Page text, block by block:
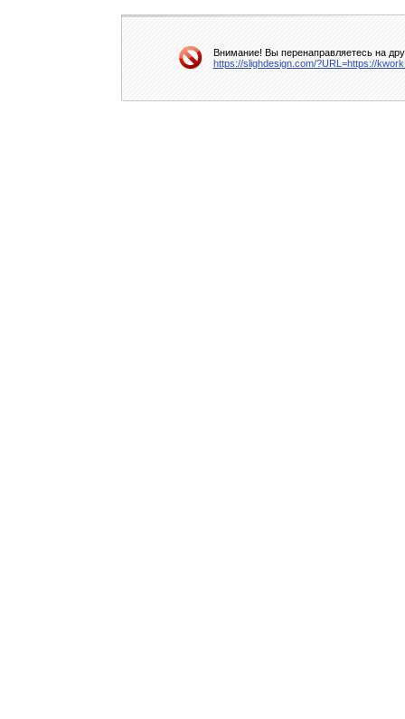
Внимание! Вы перенаправляетесь на
https://slighdesign.com/?URL=https://